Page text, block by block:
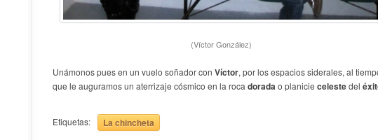
(Víctor González)
Unámonos pues en un vuelo soñador con Víctor, por los espacios siderales, al
que le auguramos un aterrizaje cósmico en la roca doradao planicie celestedel
Etiquetas: La chincheta